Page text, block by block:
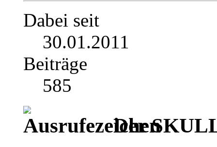
Dabei seit
30.01.2011
Beiträge
585
Der